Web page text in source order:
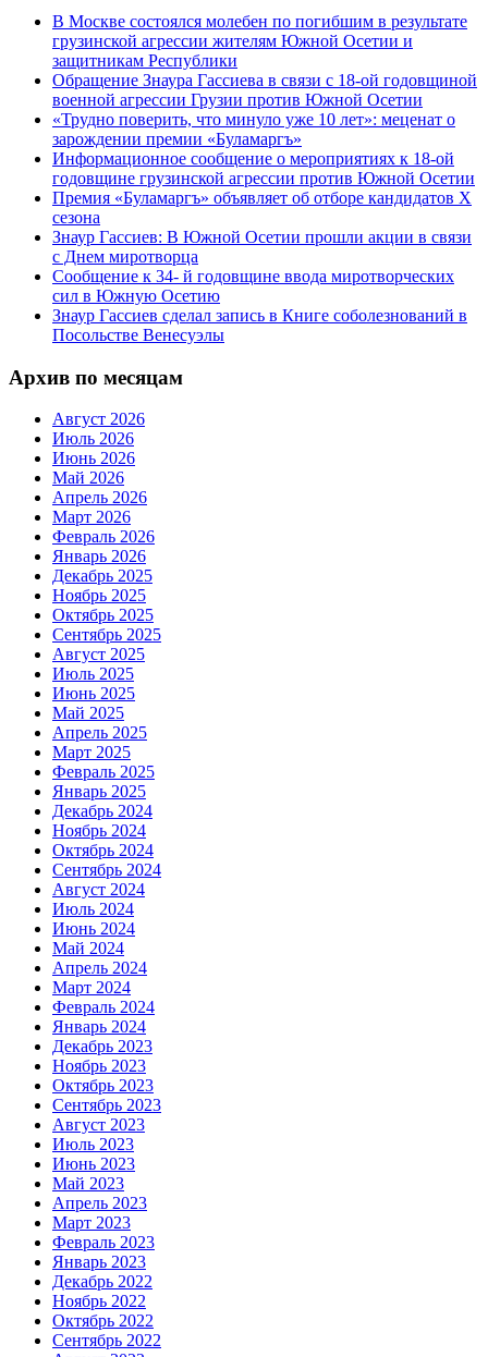
В Москве состоялся молебен по погибшим в результате
грузинской агрессии жителям Южной Осетии и
защитникам Республики
Обращение Знаура Гассиева в связи с 18-ой годовщиной
военной агрессии Грузии против Южной Осетии
«Трудно поверить, что минуло уже 10 лет»: меценат о
зарождении премии «Буламаргъ»
Информационное сообщение о мероприятиях к 18-ой
годовщине грузинской агрессии против Южной Осетии
Премия «Буламаргъ» объявляет об отборе кандидатов Х
сезона
Знаур Гассиев: В Южной Осетии прошли акции в связи
с Днем миротворца
Сообщение к 34- й годовщине ввода миротворческих
сил в Южную Осетию
Знаур Гассиев сделал запись в Книге соболезнований в
Посольстве Венесуэлы
Архив по месяцам
Август 2026
Июль 2026
Июнь 2026
Май 2026
Апрель 2026
Март 2026
Февраль 2026
Январь 2026
Декабрь 2025
Ноябрь 2025
Октябрь 2025
Сентябрь 2025
Август 2025
Июль 2025
Июнь 2025
Май 2025
Апрель 2025
Март 2025
Февраль 2025
Январь 2025
Декабрь 2024
Ноябрь 2024
Октябрь 2024
Сентябрь 2024
Август 2024
Июль 2024
Июнь 2024
Май 2024
Апрель 2024
Март 2024
Февраль 2024
Январь 2024
Декабрь 2023
Ноябрь 2023
Октябрь 2023
Сентябрь 2023
Август 2023
Июль 2023
Июнь 2023
Май 2023
Апрель 2023
Март 2023
Февраль 2023
Январь 2023
Декабрь 2022
Ноябрь 2022
Октябрь 2022
Сентябрь 2022